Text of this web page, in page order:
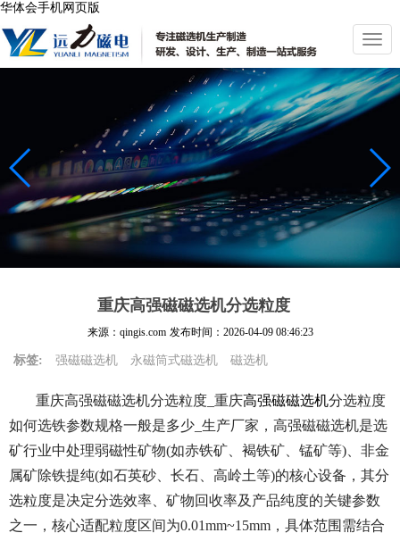
华体会手机网页版
切
换
导
航
重庆高强磁磁选机分选粒度
来源：qingis.com 发布时间： 2026-04-09 08:46:23
标签: 强磁磁选机 永磁筒式磁选机 磁选机
重庆高强磁磁选机分选粒度_重庆高强磁磁选机分选粒度
如何选铁参数规格一般是多少_生产厂家，高强磁磁选机是选
矿行业中处理弱磁性矿物(如赤铁矿、褐铁矿、锰矿等)、非金
属矿除铁提纯(如石英砂、长石、高岭土等)的核心设备，其分
选粒度是决定分选效率、矿物回收率及产品纯度的关键参数
之一，核心适配粒度区间为0.01mm~15mm，具体范围需结合